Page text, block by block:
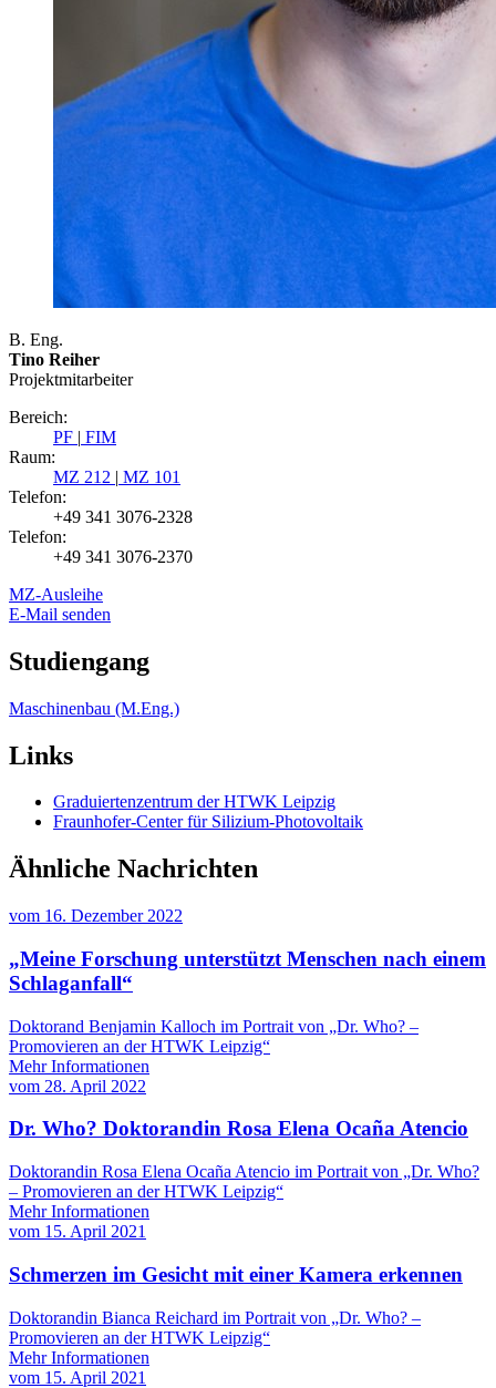
B. Eng.
Tino Reiher
Projektmitarbeiter
Bereich:
PF | FIM
Raum:
MZ 212 | MZ 101
Telefon:
+49 341 3076-2328
Telefon:
+49 341 3076-2370
MZ-Ausleihe
E-Mail senden
Studiengang
Maschinenbau (M.Eng.)
Links
Graduiertenzentrum der HTWK Leipzig
Fraunhofer-Center für Silizium-Photovoltaik
Ähnliche Nachrichten
vom 16. Dezember 2022
„Meine Forschung unterstützt Menschen nach einem
Schlaganfall“
Doktorand Benjamin Kalloch im Portrait von „Dr. Who? –
Promovieren an der HTWK Leipzig“
Mehr Informationen
vom 28. April 2022
Dr. Who? Doktorandin Rosa Elena Ocaña Atencio
Doktorandin Rosa Elena Ocaña Atencio im Portrait von „Dr. Who?
– Promovieren an der HTWK Leipzig“
Mehr Informationen
vom 15. April 2021
Schmerzen im Gesicht mit einer Kamera erkennen
Doktorandin Bianca Reichard im Portrait von „Dr. Who? –
Promovieren an der HTWK Leipzig“
Mehr Informationen
vom 15. April 2021